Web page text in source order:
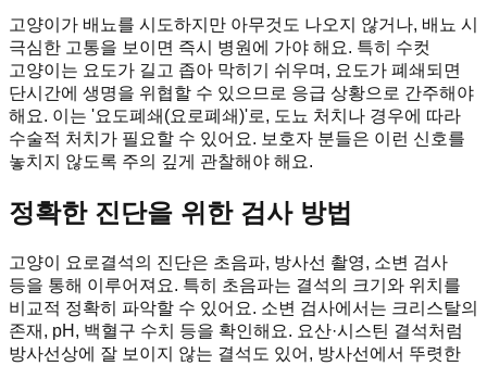
고양이가 배뇨를 시도하지만 아무것도 나오지 않거나, 배뇨 시
극심한 고통을 보이면 즉시 병원에 가야 해요. 특히 수컷
고양이는 요도가 길고 좁아 막히기 쉬우며, 요도가 폐쇄되면
단시간에 생명을 위협할 수 있으므로 응급 상황으로 간주해야
해요. 이는 '요도폐쇄(요로폐쇄)'로, 도뇨 처치나 경우에 따라
수술적 처치가 필요할 수 있어요. 보호자 분들은 이런 신호를
놓치지 않도록 주의 깊게 관찰해야 해요.
정확한 진단을 위한 검사 방법
고양이 요로결석의 진단은 초음파, 방사선 촬영, 소변 검사
등을 통해 이루어져요. 특히 초음파는 결석의 크기와 위치를
비교적 정확히 파악할 수 있어요. 소변 검사에서는 크리스탈의
존재, pH, 백혈구 수치 등을 확인해요. 요산·시스틴 결석처럼
방사선상에 잘 보이지 않는 결석도 있어, 방사선에서 뚜렷한